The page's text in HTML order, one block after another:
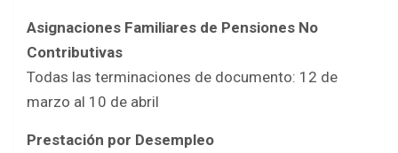
Asignaciones Familiares de Pensiones No
Contributivas
Todas las terminaciones de documento: 12 de
marzo al 10 de abril
Prestación por Desempleo